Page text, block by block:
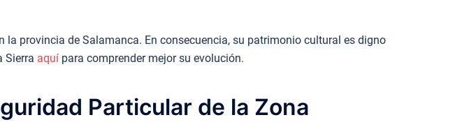
provincia de Salamanca. En consecuencia, su patrimonio cultural es digno
Sierra aquí para comprender mejor su evolución.
Particular de la Zona